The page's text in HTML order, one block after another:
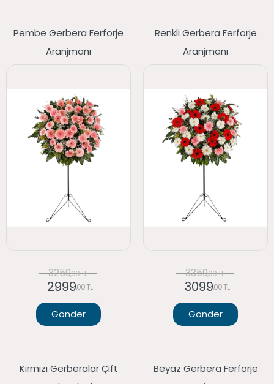
Pembe Gerbera Ferforje
Aranjmanı
3259,00 TL
2999,00 TL
Gönder
Renkli Gerbera Ferforje
Aranjmanı
3359,00 TL
3099,00 TL
Gönder
Kırmızı Gerberalar Çift
Beyaz Gerbera Ferforje